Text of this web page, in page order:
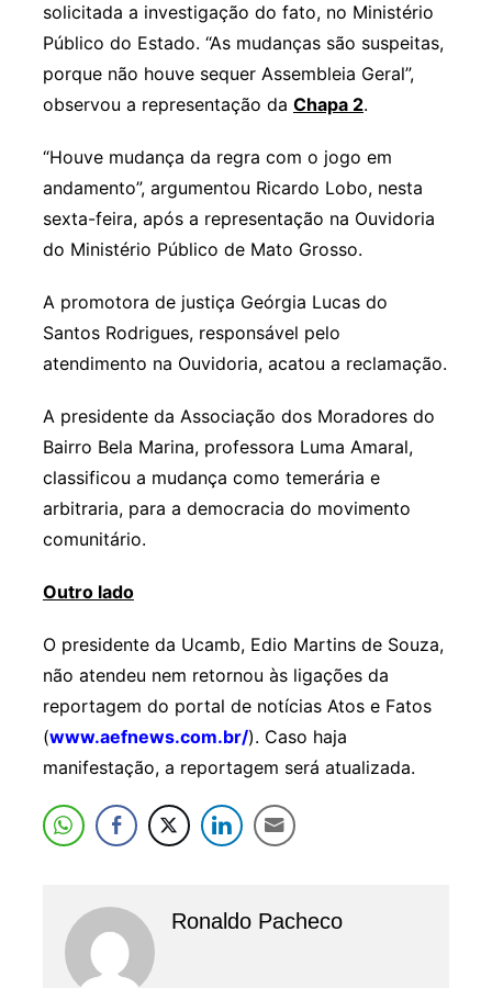
solicitada a investigação do fato, no Ministério
Público do Estado. “As mudanças são suspeitas,
porque não houve sequer Assembleia Geral”,
observou a representação da Chapa 2.
“Houve mudança da regra com o jogo em
andamento”, argumentou Ricardo Lobo, nesta
sexta-feira, após a representação na Ouvidoria
do Ministério Público de Mato Grosso.
A promotora de justiça Geórgia Lucas do
Santos Rodrigues, responsável pelo
atendimento na Ouvidoria, acatou a reclamação.
A presidente da Associação dos Moradores do
Bairro Bela Marina, professora Luma Amaral,
classificou a mudança como temerária e
arbitraria, para a democracia do movimento
comunitário.
Outro lado
O presidente da Ucamb, Edio Martins de Souza,
não atendeu nem retornou às ligações da
reportagem do portal de notícias Atos e Fatos
(www.aefnews.com.br/). Caso haja
manifestação, a reportagem será atualizada.
Ronaldo Pacheco